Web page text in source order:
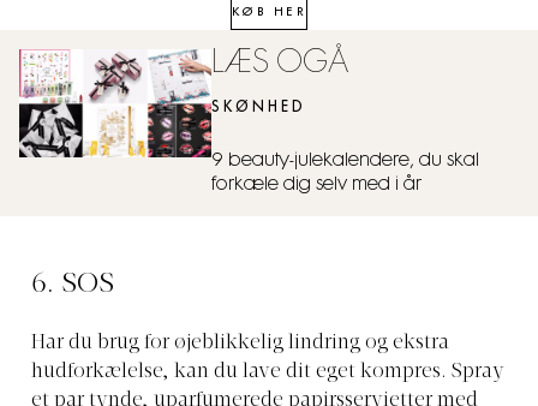
KØB HER
LÆS OGÅ
SKØNHED
9 beauty-julekalendere, du skal
forkæle dig selv med i år
6. SOS
Har du brug for øjeblikkelig lindring og ekstra
hudforkælelse, kan du lave dit eget kompres. Spray
et par tynde, uparfumerede papirsservietter med